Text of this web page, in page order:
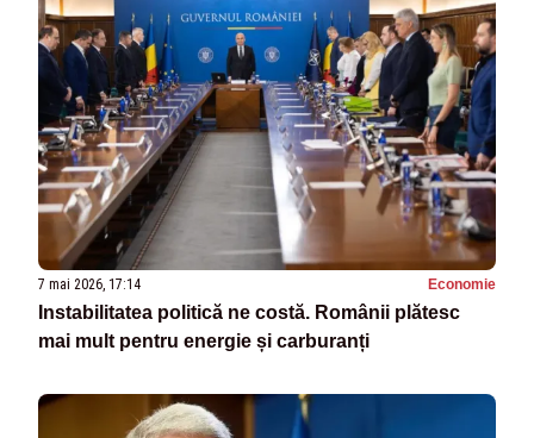
7 mai 2026, 17:14 Economie
Instabilitatea politică ne costă. Românii plătesc
mai mult pentru energie și carburanți